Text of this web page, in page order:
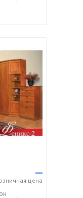
—
цена
158-33-84